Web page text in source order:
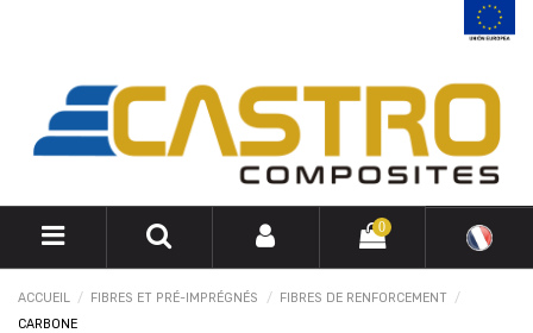
0
ACCUEIL FIBRES ET PRÉ-IMPRÉGNÉS
FIBRES DE RENFORCEMENT
CARBONE